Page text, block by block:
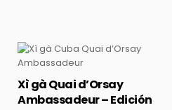
Posted
in
Xì gà Quai d’Orsay
Ambassadeur – Edición